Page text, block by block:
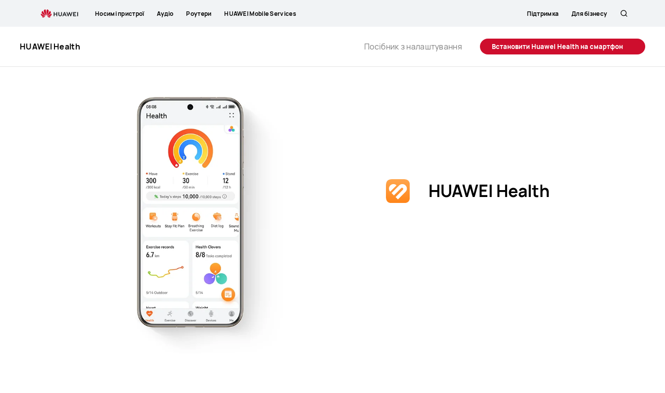
Носимі пристрої Аудіо Роутери HUAWEI Mobile Services Підтримка Для бізнесу
HUAWEI Health
Посібник з налаштування Встановити Huawei Health на смартфон
HUAWEI Health